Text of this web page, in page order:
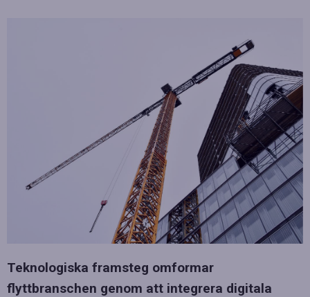
Teknologiska framsteg omformar
flyttbranschen genom att integrera digitala